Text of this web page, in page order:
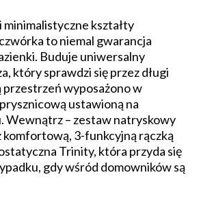
minimalistyczne kształty
to niemal gwarancja
Buduje uniwersalny
który sprawdzi się przez długi
przestrzeń wyposażono w
ustawioną na
Wewnątrz – zestaw natryskowy
3-funkcyjną rączką
Trinity, która przyda się
gdy wśród domowników są